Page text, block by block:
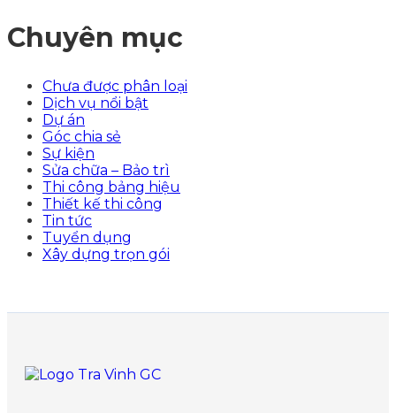
Chuyên mục
Chưa được phân loại
Dịch vụ nổi bật
Dự án
Góc chia sẻ
Sự kiện
Sửa chữa – Bảo trì
Thi công bảng hiệu
Thiết kế thi công
Tin tức
Tuyển dụng
Xây dựng trọn gói